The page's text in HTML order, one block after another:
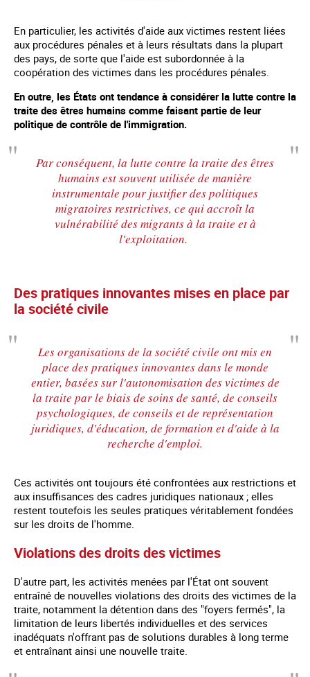
En particulier, les activités d'aide aux victimes restent liées
aux procédures pénales et à leurs résultats dans la plupart
des pays, de sorte que l'aide est subordonnée à la
coopération des victimes dans les procédures pénales.
En outre, les États ont tendance à considérer la lutte contre la
traite des êtres humains comme faisant partie de leur
politique de contrôle de l'immigration.
Par conséquent, la lutte contre la traite des êtres
humains est souvent utilisée de manière
instrumentale pour justifier des politiques
migratoires restrictives, ce qui accroît la
vulnérabilité des migrants à la traite et à
l'exploitation.
Des pratiques innovantes mises en place par
la société civile
Les organisations de la société civile ont mis en
place des pratiques innovantes dans le monde
entier, basées sur l'autonomisation des victimes de
la traite par le biais de soins de santé, de conseils
psychologiques, de conseils et de représentation
juridiques, d'éducation, de formation et d'aide à la
recherche d'emploi.
Ces activités ont toujours été confrontées aux restrictions et
aux insuffisances des cadres juridiques nationaux ; elles
restent toutefois les seules pratiques véritablement fondées
sur les droits de l'homme.
Violations des droits des victimes
D'autre part, les activités menées par l'État ont souvent
entraîné de nouvelles violations des droits des victimes de la
traite, notamment la détention dans des "foyers fermés", la
limitation de leurs libertés individuelles et des services
inadéquats n'offrant pas de solutions durables à long terme
et entraînant ainsi une nouvelle traite.